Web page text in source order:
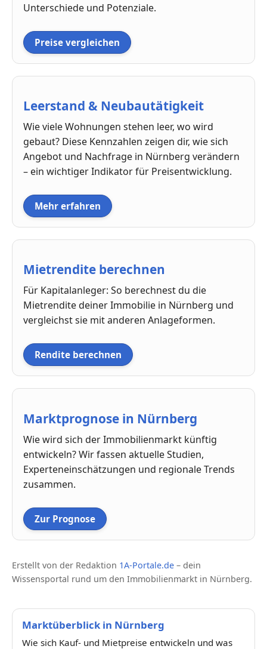
Unterschiede und Potenziale.
Preise vergleichen
Leerstand & Neubautätigkeit
Wie viele Wohnungen stehen leer, wo wird
gebaut? Diese Kennzahlen zeigen dir, wie sich
Angebot und Nachfrage in Nürnberg verändern
– ein wichtiger Indikator für Preisentwicklung.
Mehr erfahren
Mietrendite berechnen
Für Kapitalanleger: So berechnest du die
Mietrendite deiner Immobilie in Nürnberg und
vergleichst sie mit anderen Anlageformen.
Rendite berechnen
Marktprognose in Nürnberg
Wie wird sich der Immobilienmarkt künftig
entwickeln? Wir fassen aktuelle Studien,
Experteneinschätzungen und regionale Trends
zusammen.
Zur Prognose
Erstellt von der Redaktion 1A-Portale.de – dein
Wissensportal rund um den Immobilienmarkt in Nürnberg.
Marktüberblick in Nürnberg
Wie sich Kauf- und Mietpreise entwickeln und was